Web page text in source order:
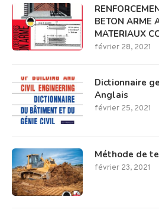
BETON ARME
MATERIAUX
février 28, 2021
Dictionnaire
Anglais
février 25, 2021
Méthode de
février 23, 2021